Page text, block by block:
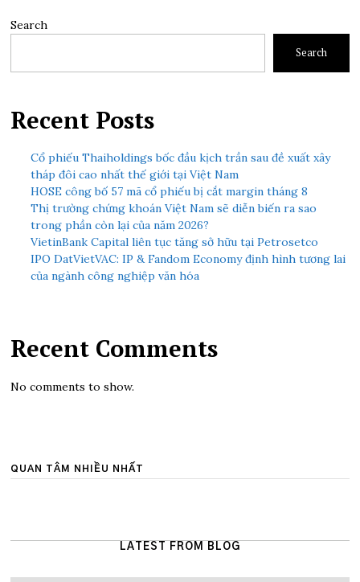
Search
Search
Recent Posts
Cổ phiếu Thaiholdings bốc đầu kịch trần sau đề xuất xây
tháp đôi cao nhất thế giới tại Việt Nam
HOSE công bố 57 mã cổ phiếu bị cắt margin tháng 8
Thị trường chứng khoán Việt Nam sẽ diễn biến ra sao
trong phần còn lại của năm 2026?
VietinBank Capital liên tục tăng sở hữu tại Petrosetco
IPO DatVietVAC: IP & Fandom Economy định hình tương lai
của ngành công nghiệp văn hóa
Recent Comments
No comments to show.
QUAN TÂM NHIỀU NHẤT
LATEST FROM BLOG